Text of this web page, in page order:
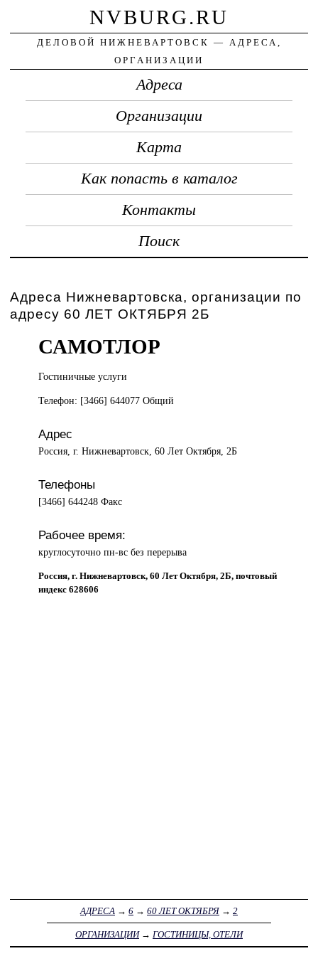
NVBURG.RU
ДЕЛОВОЙ НИЖНЕВАРТОВСК — АДРЕСА,
ОРГАНИЗАЦИИ
Адреса
Организации
Карта
Как попасть в каталог
Контакты
Поиск
Адреса Нижневартовска, организации по
адресу 60 ЛЕТ ОКТЯБРЯ 2Б
САМОТЛОР
Гостиничные услуги
Телефон: [3466] 644077 Общий
Адрес
Россия, г. Нижневартовск, 60 Лет Октября, 2Б
Телефоны
[3466] 644248 Факс
Рабочее время:
круглосуточно пн-вс без перерыва
Россия, г. Нижневартовск, 60 Лет Октября, 2Б, почтовый
индекс 628606
АДРЕСА → 6 → 60 ЛЕТ ОКТЯБРЯ → 2
ОРГАНИЗАЦИИ→ ГОСТИНИЦЫ, ОТЕЛИ